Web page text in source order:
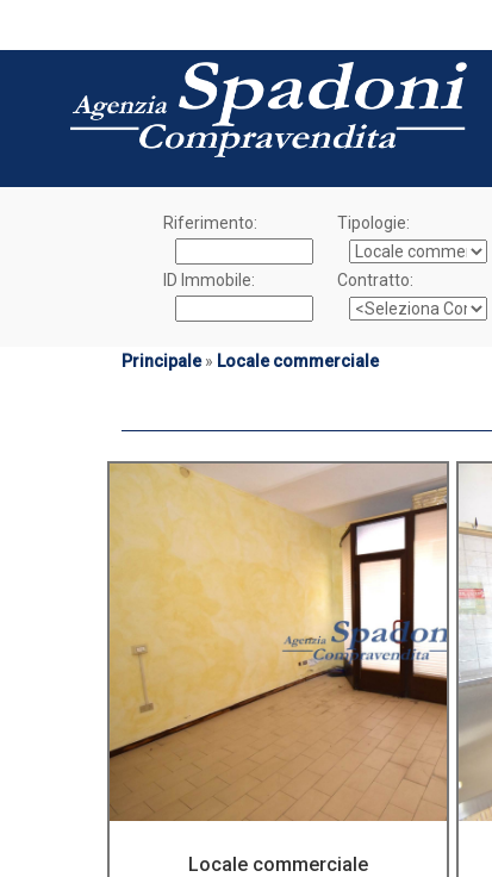
Riferimento:
ID Immobile:
Tipologie:
Contratto:
Principale» Locale commerciale
Locale commerciale